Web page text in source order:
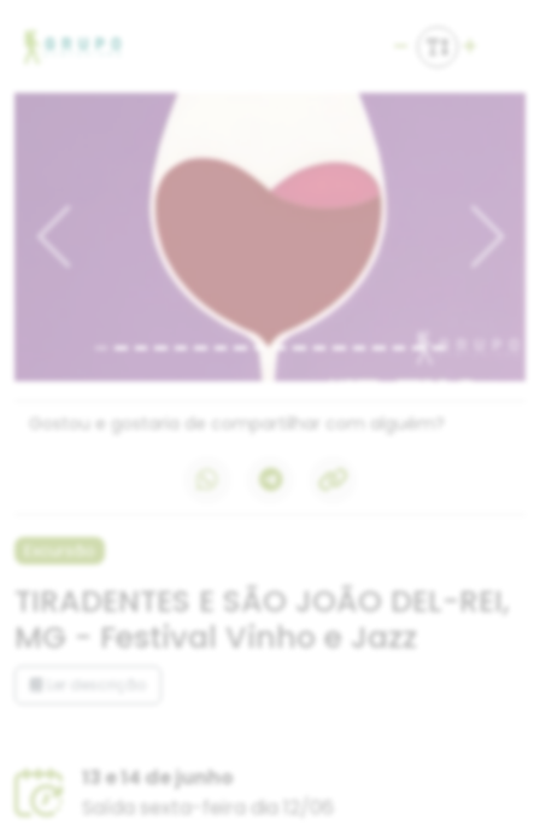
Previous Next
Gostou e gostaria de compartilhar com alguém?
Excursão
TIRADENTES E SÃO JOÃO DEL-REI,
MG - Festival Vinho e Jazz
13 e 14 de junho
Saída sexta-feira dia 12/06